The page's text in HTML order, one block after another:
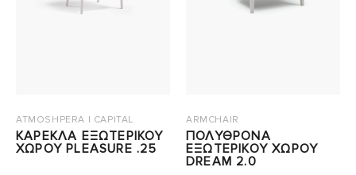
ATMOSHPERA | CAPITAL
ΚΑΡΕΚΛΑ ΕΞΩΤΕΡΙΚΟΥ
ΧΩΡΟΥ PLEASURE .25
ARMCHAIR
ΠΟΛΥΘΡΟΝΑ
ΕΞΩΤΕΡΙΚΟΥ ΧΩΡΟΥ
DREAM 2.0